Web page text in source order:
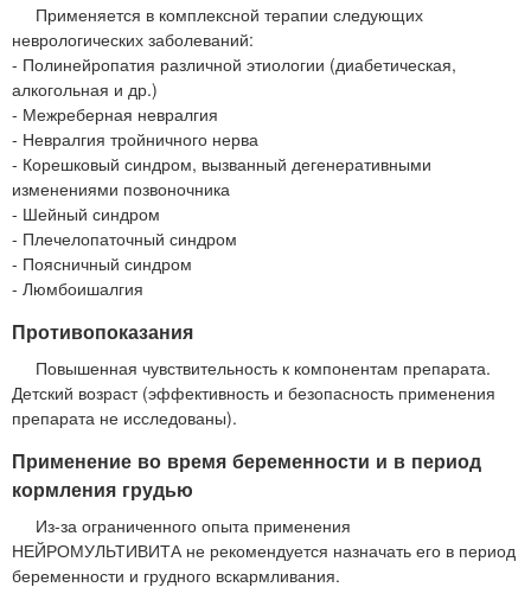
Применяется в комплексной терапии следующих
неврологических заболеваний:
- Полинейропатия различной этиологии (диабетическая,
алкогольная и др.)
- Межреберная невралгия
- Невралгия тройничного нерва
- Корешковый синдром, вызванный дегенеративными
изменениями позвоночника
- Шейный синдром
- Плечелопаточный синдром
- Поясничный синдром
- Люмбоишалгия
Противопоказания
Повышенная чувствительность к компонентам препарата.
Детский возраст (эффективность и безопасность применения
препарата не исследованы).
Применение во время беременности и в период
кормления грудью
Из-за ограниченного опыта применения
НЕЙРОМУЛЬТИВИТА не рекомендуется назначать его в период
беременности и грудного вскармливания.